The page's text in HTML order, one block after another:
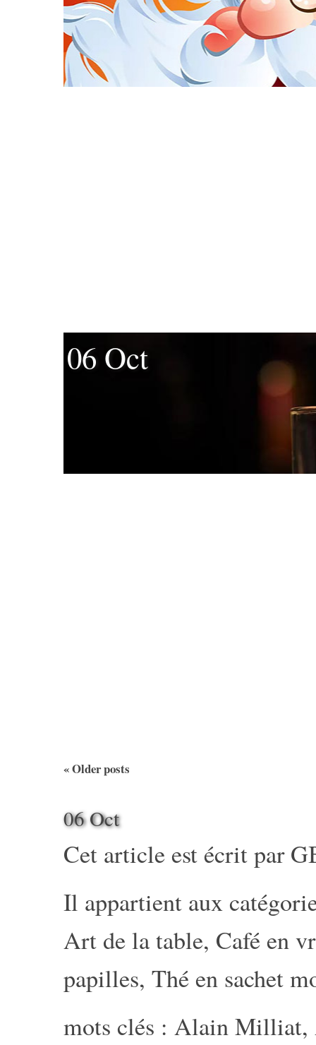
06 Oct
«Older posts
06 Oct
Cet article est écrit par
Il appartient aux
Art de la table, Café en
papilles, Thé en sachet
mots clés : Alain Milliat,